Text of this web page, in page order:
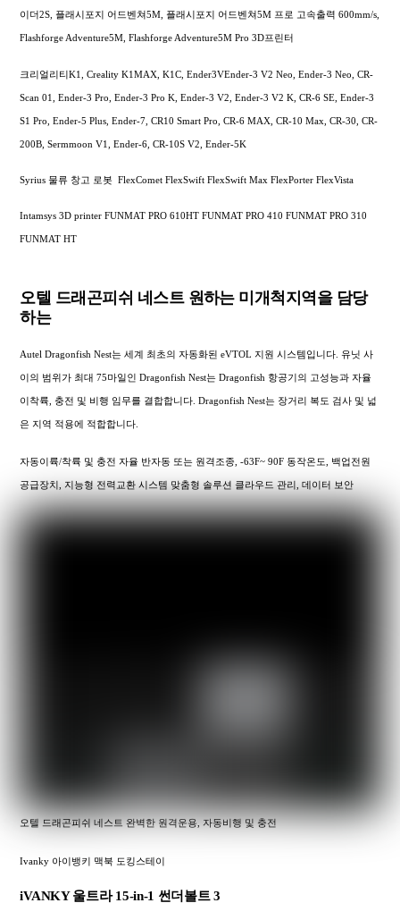
이더2S, 플래시포지 어드벤쳐5M, 플래시포지 어드벤쳐5M 프로 고속출력 600mm/s,
Flashforge Adventure5M, Flashforge Adventure5M Pro 3D프린터
크리얼리티K1, Creality K1MAX, K1C, Ender3VEnder-3 V2 Neo, Ender-3 Neo, CR-
Scan 01, Ender-3 Pro, Ender-3 Pro K, Ender-3 V2, Ender-3 V2 K, CR-6 SE, Ender-3
S1 Pro, Ender-5 Plus, Ender-7, CR10 Smart Pro, CR-6 MAX, CR-10 Max, CR-30, CR-
200B, Sermmoon V1, Ender-6, CR-10S V2, Ender-5K
Syrius 물류 창고 로봇 FlexComet FlexSwift FlexSwift Max FlexPorter FlexVista
Intamsys 3D printer FUNMAT PRO 610HT FUNMAT PRO 410 FUNMAT PRO 310
FUNMAT HT
오텔 드래곤피쉬 네스트 원하는 미개척지역을 담당
하는
Autel Dragonfish Nest는 세계 최초의 자동화된 eVTOL 지원 시스템입니다. 유닛 사
이의 범위가 최대 75마일인 Dragonfish Nest는 Dragonfish 항공기의 고성능과 자율
이착륙, 충전 및 비행 임무를 결합합니다. Dragonfish Nest는 장거리 복도 검사 및 넓
은 지역 적용에 적합합니다.
자동이륙/착륙 및 충전 자율 반자동 또는 원격조종, -63F~ 90F 동작온도, 백업전원
공급장치, 지능형 전력교환 시스템 맞춤형 솔루션 클라우드 관리, 데이터 보안
오텔 드래곤피쉬 네스트 완벽한 원격운용, 자동비행 및 충전
Ivanky 아이뱅키 맥북 도킹스테이
iVANKY 울트라 15-in-1 썬더볼트 3